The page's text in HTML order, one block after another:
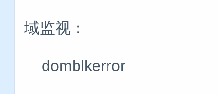
域监视：
domblkerror #